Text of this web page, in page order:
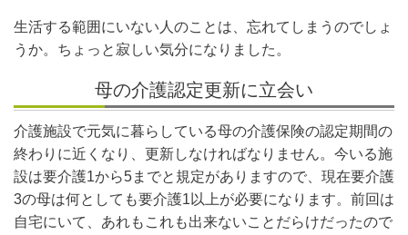
生活する範囲にいない人のことは、忘れてしまうのでしょ
うか。ちょっと寂しい気分になりました。
母の介護認定更新に立会い
介護施設で元気に暮らしている母の介護保険の認定期間の
終わりに近くなり、更新しなければなりません。今いる施
設は要介護1から5までと規定がありますので、現在要介護
3の母は何としても要介護1以上が必要になります。前回は
自宅にいて、あれもこれも出来ないことだらけだったので